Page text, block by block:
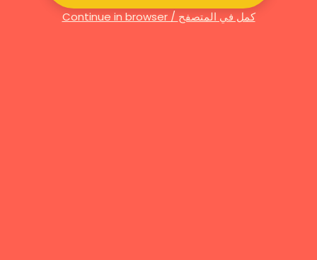
Continue in browser / كمل في المتصفح